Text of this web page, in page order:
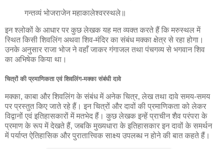
गन्तव्यं भोजराजेन महाकालेश्वरस्थले॥
इन श्लोकों के आधार पर कुछ लेखक यह मत व्यक्त करते हैं कि मरुस्थल में
स्थित किसी शिवलिंग अथवा शिव-मंदिर का संबंध मक्का क्षेत्र से रहा होगा।
उनके अनुसार राजा भोज ने वहाँ जाकर गंगाजल तथा पंचगव्य से भगवान शिव
का अभिषेक किया था।
चित्रों की प्रमाणिकता एवं शिवलिंग-मक्का संबंधी दावे
मक्का, काबा और शिवलिंग के संबंध में अनेक चित्र, लेख तथा दावे समय-समय
पर प्रस्तुत किए जाते रहे हैं। इन चित्रों और दावों की प्रमाणिकता को लेकर
विद्वानों एवं इतिहासकारों में मतभेद हैं। कुछ लेखक इन्हें प्राचीन शैव परंपरा के
प्रमाण के रूप में देखते हैं, जबकि मुख्यधारा के इतिहासकार इन दावों के समर्थन
में पर्याप्त ऐतिहासिक और पुरातात्त्विक साक्ष्य उपलब्ध न होने की बात कहते हैं।